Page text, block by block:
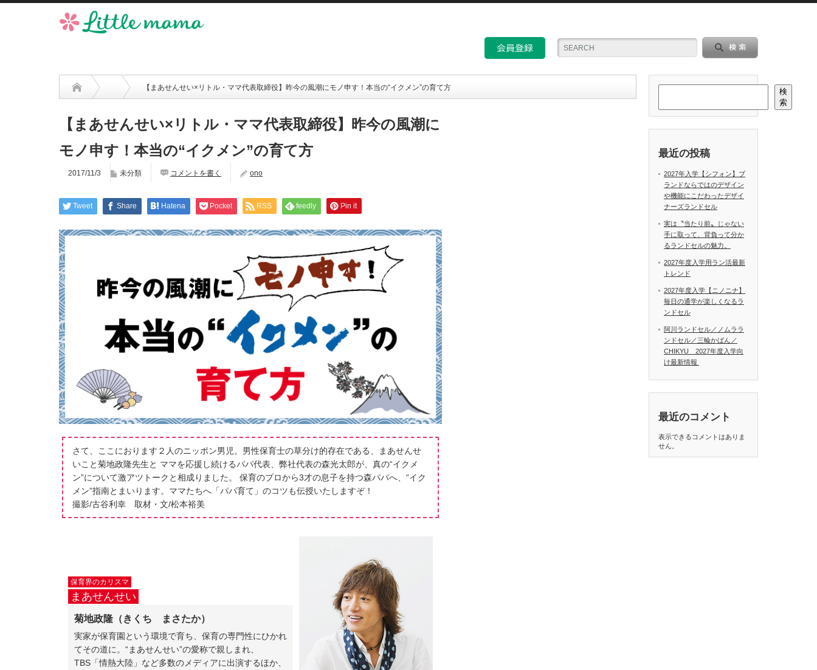
【まあせんせい×リトル・ママ代表取締役】昨今の風潮にモノ申す！本当の“イクメン”の育て方
【まあせんせい×リトル・ママ代表取締役】昨今の風潮に
モノ申す！本当の“イクメン”の育て方
2017/11/3 未分類 コメントを書く ono
Tweet Share Hatena Pocket RSS feedly Pin it
さて、ここにおります２人のニッポン男児。男性保育士の草分け的存在である、まあせんせ
いこと菊地政隆先生と ママを応援し続けるパパ代表、弊社代表の森光太郎が、真の“イクメ
ン”について激アツトークと相成りました。 保育のプロから3才の息子を持つ森パパへ、“イク
メン”指南とまいります。ママたちへ「パパ育て」のコツも伝授いたしますぞ！
撮影/古谷利幸 取材・文/松本裕美
保育界のカリスマ
まあせんせい
菊地政隆（きくち まさたか）
実家が保育園という環境で育ち、保育の専門性にひかれ
てその道に。“まあせんせい”の愛称で親しまれ、
TBS「情熱大陸」など多数のメディアに出演するほか、
検
索
最近の投稿
2027年入学【シフォン】ブ
ランドならではのデザイン
や機能にこだわったデザイ
ナーズランドセル
実は〝当たり前〟じゃない
手に取って、背負って分か
るランドセルの魅力。
2027年度入学用ラン活最新
トレンド
2027年度入学【ニノニナ】
毎日の通学が楽しくなるラ
ンドセル
阿川ランドセル／ノムララ
ンドセル／三輪かばん／
CHIKYU 2027年度入学向
け最新情報
最近のコメント
表示できるコメントはありま
せん。